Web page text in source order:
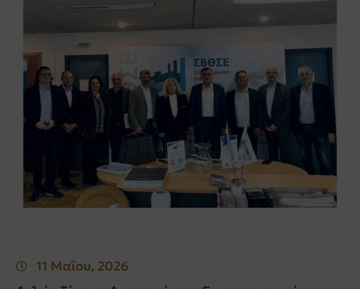
11 Μαΐου, 2026